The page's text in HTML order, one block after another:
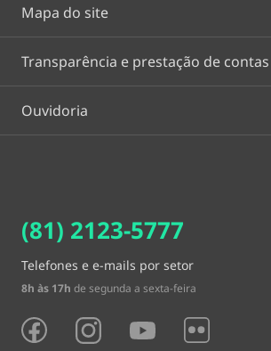
Mapa do site
Transparência e prestação de contas
Ouvidoria
(81) 2123-5777
Telefones e e-mails por setor
8h às 17h de segunda a sexta-feira